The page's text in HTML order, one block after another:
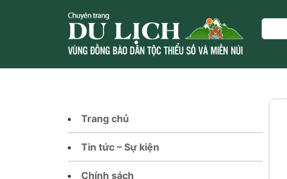
Search
Trang chủ
Tin tức – Sự kiện
Chính sách